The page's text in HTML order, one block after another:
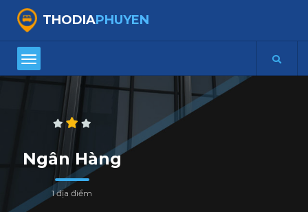
THODIAPHUYEN
Ngân Hàng
1 địa điểm